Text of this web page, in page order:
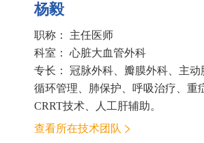
杨毅
职称： 主任医师
科室： 心脏大血管外科
专长： 冠脉外科、瓣膜外科、主动
循环管理、肺保护、呼吸治疗、重
CRRT技术、人工肝辅助。
查看所在技术团队